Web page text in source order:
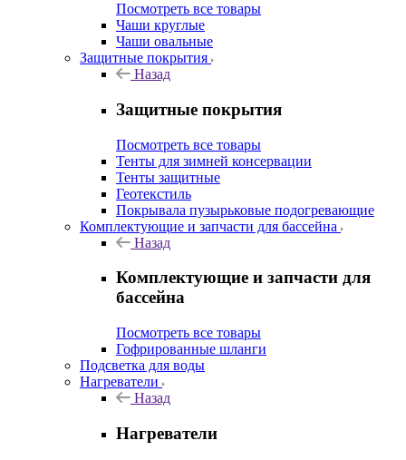
Посмотреть все товары
Чаши круглые
Чаши овальные
Защитные покрытия
Назад
Защитные покрытия
Посмотреть все товары
Тенты для зимней консервации
Тенты защитные
Геотекстиль
Покрывала пузырьковые подогревающие
Комплектующие и запчасти для бассейна
Назад
Комплектующие и запчасти для
бассейна
Посмотреть все товары
Гофрированные шланги
Подсветка для воды
Нагреватели
Назад
Нагреватели